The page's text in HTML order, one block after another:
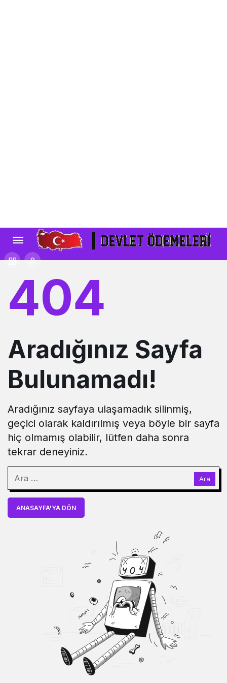
404
Aradığınız Sayfa
Bulunamadı!
Aradığınız sayfaya ulaşamadık silinmiş,
geçici olarak kaldırılmış veya böyle bir sayfa
hiç olmamış olabilir, lütfen daha sonra
tekrar deneyiniz.
ANASAYFA'YA DÖN